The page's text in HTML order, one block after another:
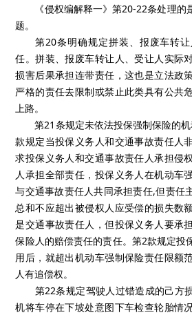
《侵权编解释一》第20-22条处理的
题。
第20条明确规定拼装、报废车转让
任。拼装、报废车转让人、受让人实际
损害后果承担连带责任，这也是立法政
严格的责任去限制或禁止此类具有公共
上路。
第21条规定未依法投保强制保险的机
款规定当投保义务人和交通事故责任人
求投保义务人和交通事故责任人承担侵
人承担全部责任，投保义务人在机动车
与交通事故责任人共同承担责任,但责任
总和不应超出被侵权人应受偿的损失数
是交通事故责任人，但投保义务人要承
保险人的赔偿责任的责任。第2款规定投
用后，就超出机动车强制保险责任限额
人有追偿权。
第22条规定驾驶人过错造成的己方
机将车停在下坡处意图下车检查轮胎情